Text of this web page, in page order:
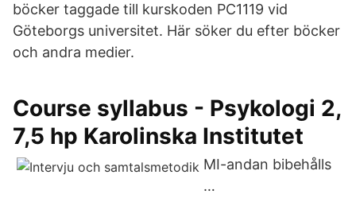
böcker taggade till kurskoden PC1119 vid
Göteborgs universitet. Här söker du efter böcker
och andra medier.
Course syllabus - Psykologi 2,
7,5 hp Karolinska Institutet
MI-andan bibehålls
…